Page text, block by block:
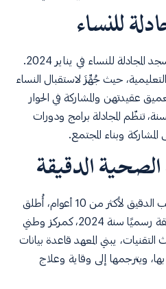
للنساء
افتتحت صاحبة السمو مركز ومسجد المجادلة للنساء في يناير 2024.
التعليمية، حيث جُهِّزَ لاستقبال النساء
عقيدتهن والمشاركة في الحوار
تنظّم المجادلة برامج ودورات
وبناء المجتمع.
الدقيقة
في إطار تمركز قطر في طليعة الطب الدقيق لأكثر من 10 أعوام، أُطلق
معهد قطر للرعاية الصحية الدقيقة رسميًا سنة 2024، كمركز وطني
يبني المعهد قاعدة بيانات
ويترجمها إلى وقاية وعلاج